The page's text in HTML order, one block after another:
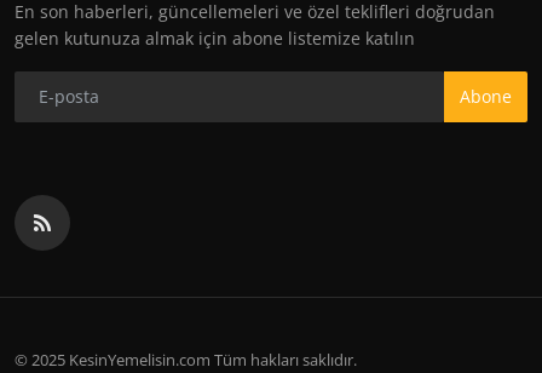
En son haberleri, güncellemeleri ve özel teklifleri doğrudan
gelen kutunuza almak için abone listemize katılın
Abone
© 2025 KesinYemelisin.com Tüm hakları saklıdır.